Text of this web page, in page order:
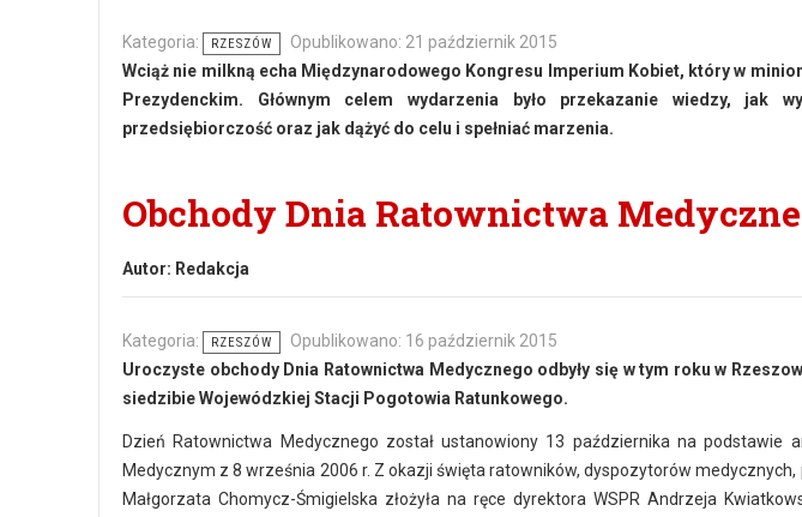
Kategoria: RZESZÓW
Opublikowano: 21 październik 2015
Wciąż nie milkną echa Międzynarodowego Kongresu Imperium Kobiet, który w
Prezydenckim. Głównym celem wydarzenia było przekazanie wiedzy, jak
przedsiębiorczość oraz jak dążyć do celu i spełniać marzenia.
Obchody Dnia Ratownictwa
Autor: Redakcja
Kategoria: RZESZÓW
Opublikowano: 16 październik 2015
Uroczyste obchody Dnia Ratownictwa Medycznego odbyły się w tym roku w
siedzibie Wojewódzkiej Stacji Pogotowia Ratunkowego.
Dzień Ratownictwa Medycznego został ustanowiony 13 października na podstawie
Medycznym z 8 września 2006 r. Z okazji święta ratowników, dyspozytorów
Małgorzata Chomycz-Śmigielska złożyła na ręce dyrektora WSPR Andrzeja